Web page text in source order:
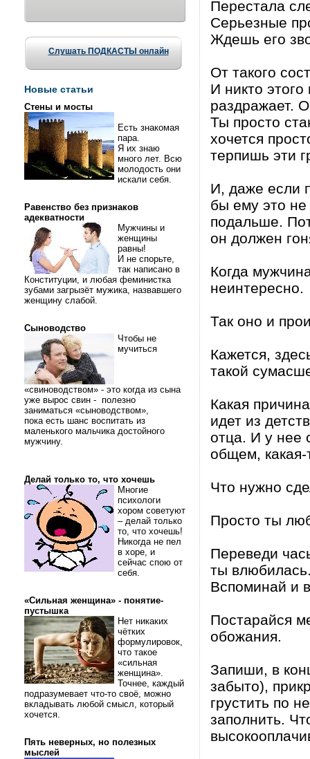
Слушать ПОДКАСТЫ онлайн
Новые статьи
Стены и мосты
Есть знакомая
пара.
Я их знаю
много лет. Всю
молодость они
искали себя.
Равенство без признаков
адекватности
Мужчины и
женщины
равны!
И не спорьте,
так написано в
Конституции, и любая феминистка
зубами загрызёт мужика, назвавшего
женщину слабой.
Сыноводство
Чтобы не
мучиться
«свиноводством» - это когда из сына
уже вырос свин - полезно
заниматься «сыноводством»,
пока есть шанс воспитать из
маленького мальчика достойного
мужчину.
Делай только то, что хочешь
Многие
психологи
хором советуют
– делай только
то, что хочешь!
Никогда не пел
в хоре, и
сейчас спою от
себя.
«Сильная женщина» - понятие-
пустышка
Нет никаких
чётких
формулировок,
что такое
«сильная
женщина».
Точнее, каждый
подразумевает что-то своё, можно
вкладывать любой смысл, который
хочется.
Пять неверных, но полезных
мыслей
Перестала
Серьезные
Ждешь его
От такого
И никто
раздражает.
Ты просто
хочется
терпишь эти
И, даже если
бы ему это не
подальше.
он должен
Когда
неинтересно.
Так оно и
Кажется,
такой
Какая
идет из
отца. И у нее
общем, какая-
Что нужно
Просто ты
Переведи
ты
Вспоминай и
Постарайся
обожания.
Запиши, в
забыто),
грустить по
заполнить.